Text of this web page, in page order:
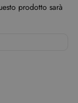
prodotto sarà